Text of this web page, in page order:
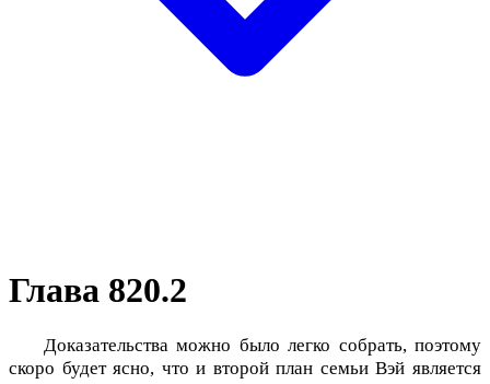
Глава 820.2
Доказательства можно было легко собрать, поэтому
скоро будет ясно, что и второй план семьи Вэй является